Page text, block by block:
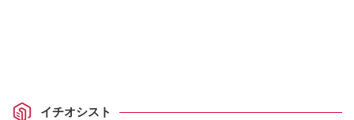
イチオシスト